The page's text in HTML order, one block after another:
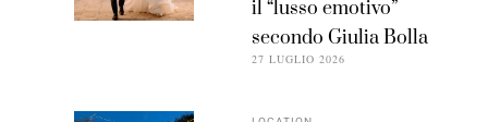
il “lusso emotivo”
secondo Giulia Bolla
27 LUGLIO 2026